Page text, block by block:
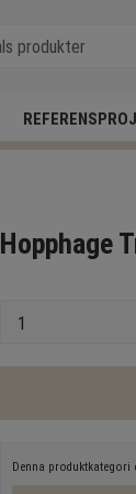
Hopphage
Denna produktkategori